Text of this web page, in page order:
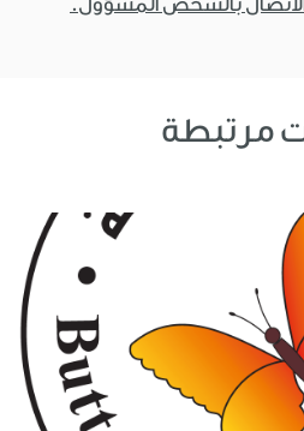
الاتصال بالشخص المسؤول.
مرتبطة